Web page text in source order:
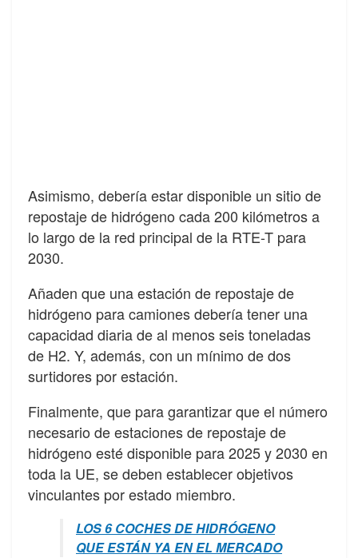
Asimismo, debería estar disponible un sitio de
repostaje de hidrógeno cada 200 kilómetros a
lo largo de la red principal de la RTE-T para
2030.
Añaden que una estación de repostaje de
hidrógeno para camiones debería tener una
capacidad diaria de al menos seis toneladas
de H2. Y, además, con un mínimo de dos
surtidores por estación.
Finalmente, que para garantizar que el número
necesario de estaciones de repostaje de
hidrógeno esté disponible para 2025 y 2030 en
toda la UE, se deben establecer objetivos
vinculantes por estado miembro.
LOS 6 COCHES DE HIDRÓGENO
QUE ESTÁN YA EN EL MERCADO